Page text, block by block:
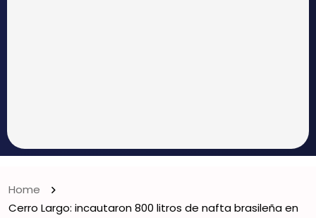
Home
Cerro Largo: incautaron 800 litros de nafta brasileña en